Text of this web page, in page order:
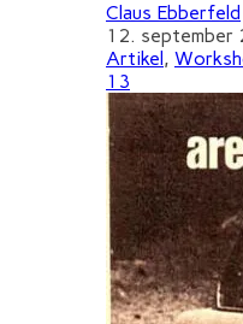
Claus Ebberfeld
12. september
Artikel ,
13